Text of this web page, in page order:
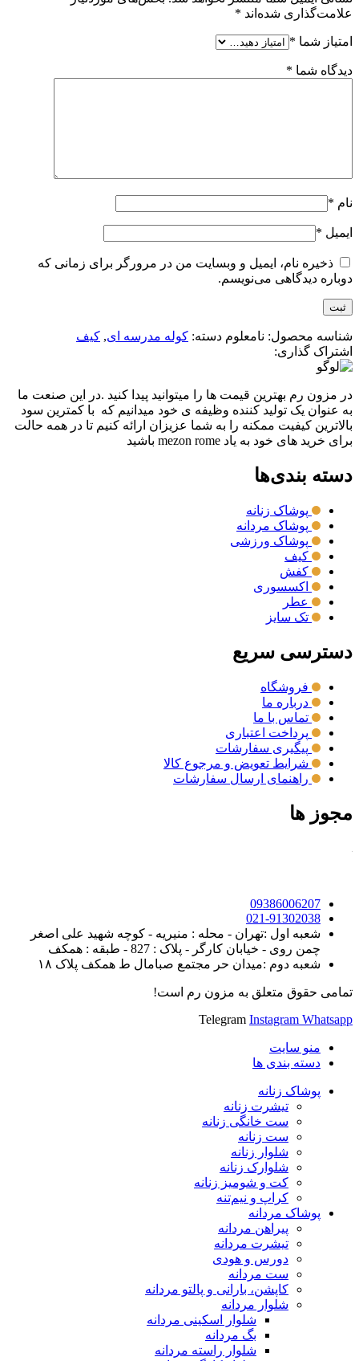
علامت‌گذاری شده‌اند *
امتیاز شما *
دیدگاه شما *
نام *
ایمیل *
ذخیره نام، ایمیل و وبسایت من در مرورگر برای زمانی که
دوباره دیدگاهی می‌نویسم.
شناسه محصول: نامعلوم دسته: کوله مدرسه ای, کیف
اشتراک گذاری:
در مزون رم بهترین قیمت ها را میتوانید پیدا کنید .در این صنعت ما
به عنوان یک تولید کننده وظیفه ی خود میدانیم که با کمترین سود
بالاترین کیفیت ممکنه را به شما عزیزان ارائه کنیم تا در همه حالت
برای خرید های خود به یاد mezon rome باشید
دسته بندی‌ها
پوشاک زنانه
پوشاک مردانه
پوشاک ورزشی
کیف
کفش
اکسسوری
عطر
تک سایز
دسترسی سریع
فروشگاه
درباره ما
تماس با ما
پرداخت اعتباری
پیگیری سفارشات
شرایط تعویض و مرجوع کالا
راهنمای ارسال سفارشات
مجوز ها
09386006207
021-91302038
شعبه اول :تهران - محله : منیریه - کوچه شهید علی اصغر
چمن روی - خیابان کارگر - پلاک : 827 - طبقه : همکف
شعبه دوم :میدان حر مجتمع صبامال ط همکف پلاک ۱۸
تمامی حقوق متعلق به مزون رم است!
Telegram Instagram Whatsapp
منو سایت
دسته بندی ها
پوشاک زنانه
تیشرت زنانه
ست خانگی زنانه
ست زنانه
شلوار زنانه
شلوارک زنانه
کت و شومیز زنانه
کراپ و نیم‌تنه
پوشاک مردانه
پیراهن مردانه
تیشرت مردانه
دورس و هودی
ست مردانه
کاپشن، بارانی و پالتو مردانه
شلوار مردانه
شلوار اسکینی مردانه
بگ مردانه
شلوار راسته مردانه